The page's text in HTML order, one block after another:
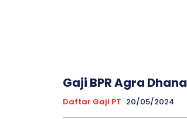
Gaji BPR Agra Dhana
Daftar Gaji PT 20/05/2024